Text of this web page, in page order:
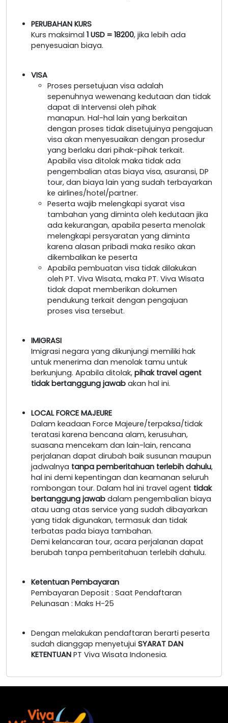
PERUBAHAN KURS
Kurs maksimal 1 USD = 18200, jika lebih ada
penyesuaian biaya.
VISA
Proses persetujuan visa adalah
sepenuhnya wewenang kedutaan dan tidak
dapat di Intervensi oleh pihak
manapun. Hal-hal lain yang berkaitan
dengan proses tidak disetujuinya pengajuan
visa akan menyesuaikan dengan prosedur
yang berlaku dari pihak-pihak terkait.
Apabila visa ditolak maka tidak ada
pengembalian atas biaya visa, asuransi, DP
tour, dan biaya lain yang sudah terbayarkan
ke airlines/hotel/partner.
Peserta wajib melengkapi syarat visa
tambahan yang diminta oleh kedutaan jika
ada kekurangan, apabila peserta menolak
melengkapi persyaratan yang diminta
karena alasan pribadi maka resiko akan
dikembalikan ke peserta
Apabila pembuatan visa tidak dilakukan
oleh PT. Viva Wisata, maka PT. Viva Wisata
tidak dapat memberikan dokumen
pendukung terkait dengan pengajuan
proses visa tersebut.
IMIGRASI
Imigrasi negara yang dikunjungi memiliki hak
untuk menerima dan menolak tamu untuk
berkunjung. Apabila ditolak, pihak travel agent
tidak bertanggung jawab akan hal ini.
LOCAL FORCE MAJEURE
Dalam keadaan Force Majeure/terpaksa/tidak
teratasi karena bencana alam, kerusuhan,
suasana mencekam dan lain-lain, rencana
perjalanan dapat dirubah baik susunan maupun
jadwalnya tanpa pemberitahuan terlebih dahulu,
hal ini demi kepentingan dan keamanan seluruh
rombongan tour. Dalam hal ini travel agent tidak
bertanggung jawab dalam pengembalian biaya
atau uang atas service yang sudah dibayarkan
yang tidak digunakan, termasuk dan tidak
terbatas pada biaya tambahan.
Demi kelancaran tour, acara perjalanan dapat
berubah tanpa pemberitahuan terlebih dahulu.
Ketentuan Pembayaran
Pembayaran Deposit : Saat Pendaftaran
Pelunasan : Maks H-25
Dengan melakukan pendaftaran berarti peserta
sudah dianggap menyetujui SYARAT DAN
KETENTUAN PT Viva Wisata Indonesia.